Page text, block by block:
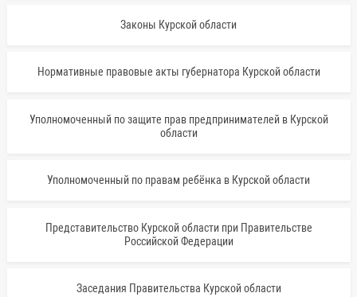
Законы Курской области
Нормативные правовые акты губернатора Курской области
Уполномоченный по защите прав предпринимателей в Курской
области
Уполномоченный по правам ребёнка в Курской области
Представительство Курской области при Правительстве
Российской Федерации
Заседания Правительства Курской области